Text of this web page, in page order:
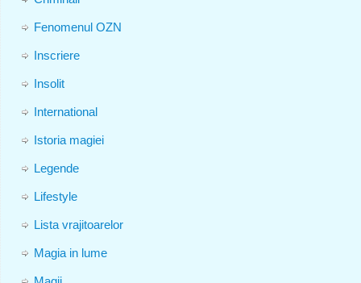
Fenomenul OZN
Inscriere
Insolit
International
Istoria magiei
Legende
Lifestyle
Lista vrajitoarelor
Magia in lume